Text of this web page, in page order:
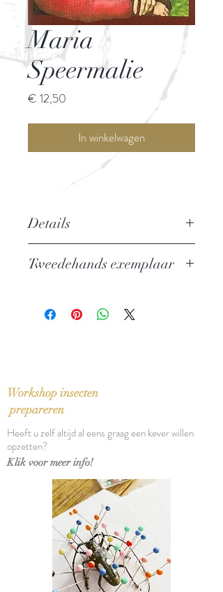
Maria
Speermalie
€ 12,50
In winkelwagen
Details
Uitgever: Wereldbibliotheek
Bindwijze: Paperback
Tweedehands exemplaar
Workshop insecten
prepareren
Heeft u zelf altijd al eens graag een kever willen
opzetten?
Klik voor meer info!